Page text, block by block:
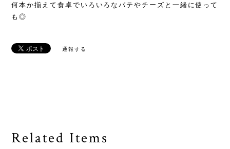
何本か揃えて食卓でいろいろなパテやチーズと一緒に使って
も◎
通報する
Related Items